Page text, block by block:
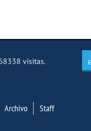
visitas.
Archivo Staff